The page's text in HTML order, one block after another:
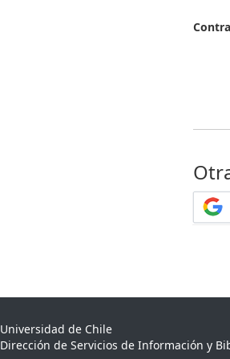
Universidad de Chile
Dirección de Servicios de Información y